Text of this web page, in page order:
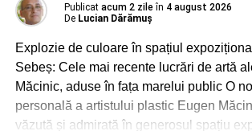
Publicat acum 2 zile în 4 august 2026
De Lucian Dărămuș
Explozie de culoare în spațiul
Sebeș: Cele mai recente lucrări de artă
Măcinic, aduse în fața marelui public O
personală a artistului plastic Eugen
văzută și admirată în generosul spațiu